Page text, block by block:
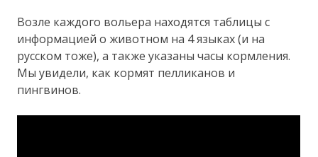
Возле каждого вольера находятся таблицы с
информацией о животном на 4 языках (и на
русском тоже), а также указаны часы кормления.
Мы увидели, как кормят пелликанов и
пингвинов.